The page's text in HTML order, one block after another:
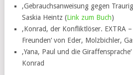
‚Gebrauchsanweisung gegen
Saskia Heintz (Link zum Buch)
‚Konrad, der Konfliktlöser. EXTRA
Freunden‘ von Eder, Molzbichler,
‚Yana, Paul und die
Konrad